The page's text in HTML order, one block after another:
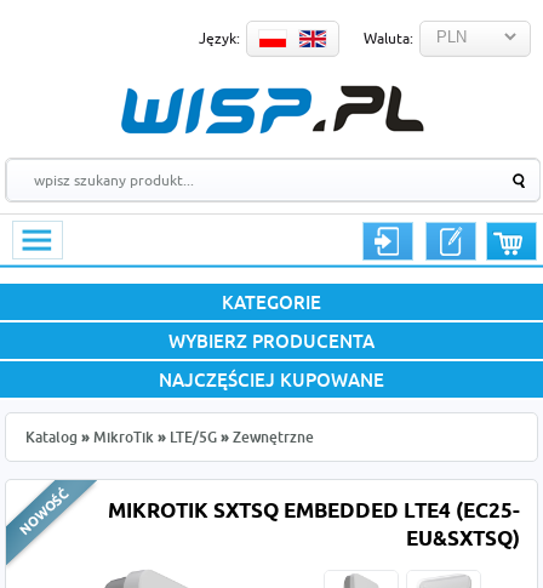
Język: Waluta:
KATEGORIE
WYBIERZ PRODUCENTA
NAJCZĘŚCIEJ KUPOWANE
Katalog » MikroTik » LTE/5G » Zewnętrzne
MIKROTIK SXTSQ EMBEDDED LTE4 (EC25-
EU&SXTSQ)